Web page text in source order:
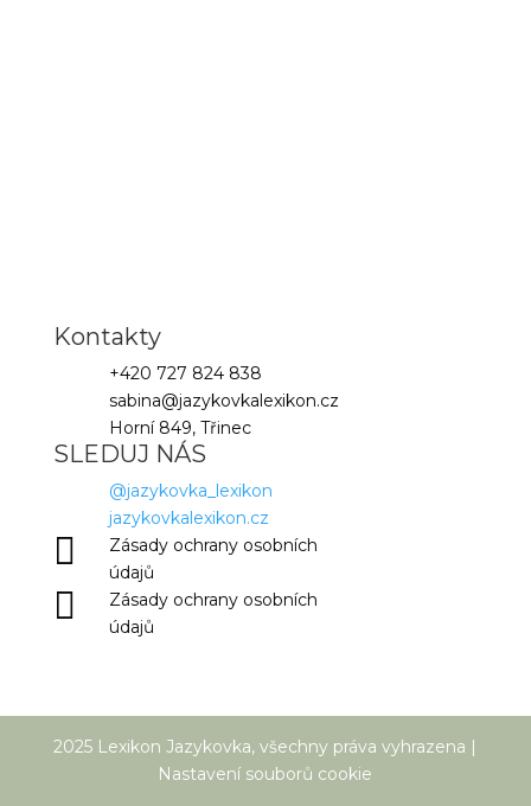
Kontakty
+420 727 824 838
sabina@jazykovkalexikon.cz
Horní 849, Třinec
SLEDUJ NÁS
@jazykovka_lexikon
jazykovkalexikon.cz

Zásady ochrany osobních
údajů

Zásady ochrany osobních
údajů
2025 Lexikon Jazykovka, všechny práva vyhrazena |
Nastavení souborů cookie